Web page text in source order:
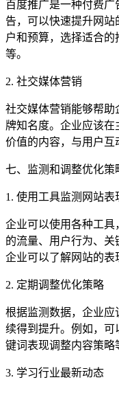
百度推广是一种付费
告，可以快速提升网站
户和预算，选择适合
等。
2. 社交媒体营销
社交媒体营销能够帮
牌知名度。企业应该
价值的内容，与用户互
七、监测和调整优化策
1. 使用工具监测网站表
企业可以使用各种工
的流量、用户行为、关
企业可以了解网站的表
2. 定期调整优化策略
根据监测数据，企业
续得到提升。例如，
键词表现调整内容策略
3. 学习行业最新动态